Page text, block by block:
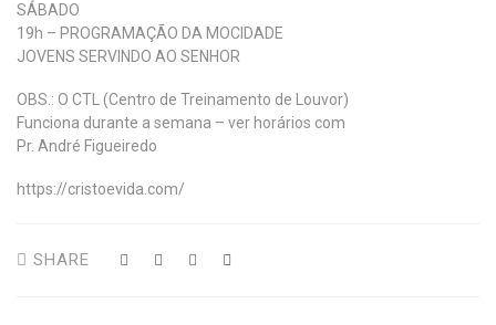
SÁBADO
19h – PROGRAMAÇÃO DA MOCIDADE
JOVENS SERVINDO AO SENHOR
OBS.: O CTL (Centro de Treinamento de Louvor)
Funciona durante a semana – ver horários com
Pr. André Figueiredo
https://cristoevida.com/
SHARE